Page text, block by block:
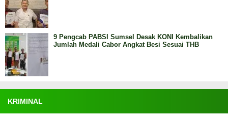
9 Pengcab PABSI Sumsel Desak KONI Kembalikan
Jumlah Medali Cabor Angkat Besi Sesuai THB
KRIMINAL